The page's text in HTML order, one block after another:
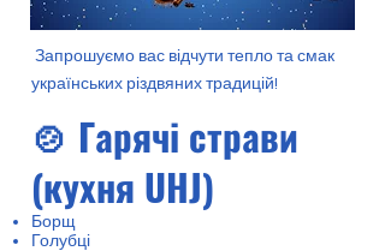
Запрошуємо вас відчути тепло та смак
українських різдвяних традицій!
🍲 Гарячі страви
(кухня UHJ)
Борщ
Голубці